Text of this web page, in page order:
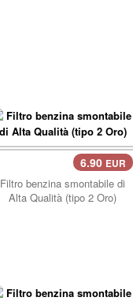
6.90 EUR
Filtro benzina smontabile di
Alta Qualità (tipo 2 Oro)